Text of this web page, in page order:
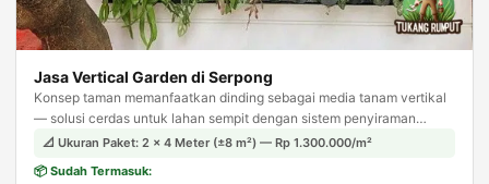
Jasa Vertical Garden di Serpong
Konsep taman memanfaatkan dinding sebagai media tanam vertikal
— solusi cerdas untuk lahan sempit dengan sistem penyiraman
otomatis agar tanaman tetap terjaga.
📐 Ukuran Paket: 2 × 4 Meter (±8 m²) — Rp 1.300.000/m²
📦 Sudah Termasuk: